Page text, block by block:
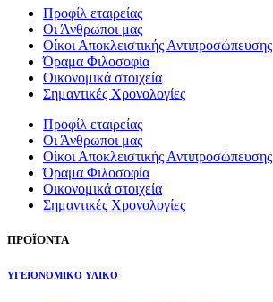
Προφίλ εταιρείας
Οι Άνθρωποι μας
Οίκοι Αποκλειστικής Αντιπροσώπευσης
Όραμα Φιλοσοφία
Οικονομικά στοιχεία
Σημαντικές Χρονολογίες
Προφίλ εταιρείας
Οι Άνθρωποι μας
Οίκοι Αποκλειστικής Αντιπροσώπευσης
Όραμα Φιλοσοφία
Οικονομικά στοιχεία
Σημαντικές Χρονολογίες
ΠΡΟΪΟΝΤΑ
ΥΓΕΙΟΝΟΜΙΚΟ ΥΛΙΚΟ